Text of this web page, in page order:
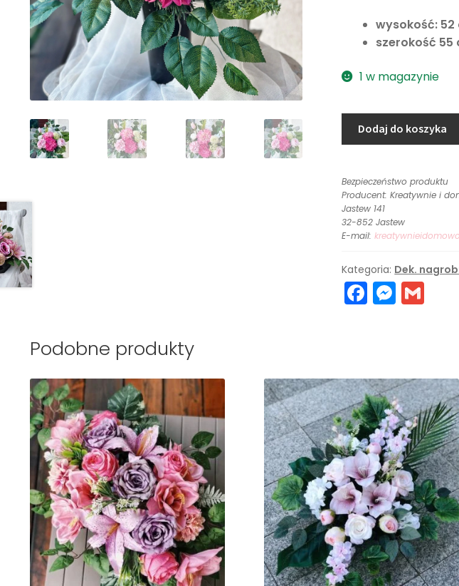
wysokość: 52
szerokość 55
1 w magazynie
Kompozycja
grób
z
dalią
Dodaj do koszyka
Bezpieczeństwo produktu
Producent: Kreatywnie i
Jastew 141
32-852 Jastew
E-mail:
Kategoria: Dek.
F
a
b
o
o
k
M
e
e
n
g
er
Podobne produkty